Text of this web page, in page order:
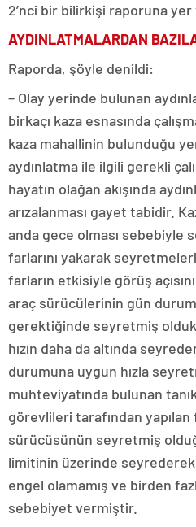
2’nci bir bilirkişi raporuna yer
AYDINLATMALARDAN
Raporda, şöyle denildi:
– Olay yerinde bulunan
birkaçı kaza esnasında
kaza mahallinin bulunduğu
aydınlatma ile ilgili gerekli
hayatın olağan akışında
arızalanması gayet tabidir.
anda gece olması sebebiyle
farlarını yakarak
farların etkisiyle görüş
araç sürücülerinin gün
gerektiğinde seyretmiş
hızın daha da altında
durumuna uygun hızla
muhteviyatında bulunan
görevlileri tarafından
sürücüsünün seyretmiş
limitinin üzerinde seyrederek
engel olamamış ve birden
sebebiyet vermiştir.